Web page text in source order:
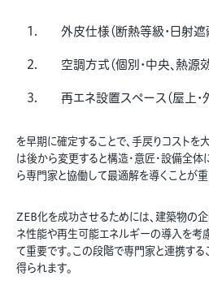
外皮仕様（断熱等級・日射遮
空調方式（個別・中央、熱源
再エネ設置スペース（屋上・
を早期に確定することで、手戻りコストを
は後から変更すると構造・意匠・設備全
ら専門家と協働して最適解を導くことが重
ZEB化を成功させるためには、建築物の
ネ性能や再生可能エネルギーの導入を考
て重要です。この段階で専門家と連携する
得られます。